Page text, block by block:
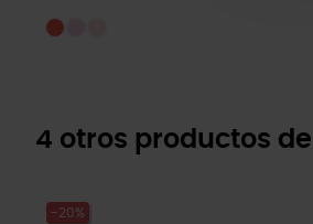
4 otros productos
-20%